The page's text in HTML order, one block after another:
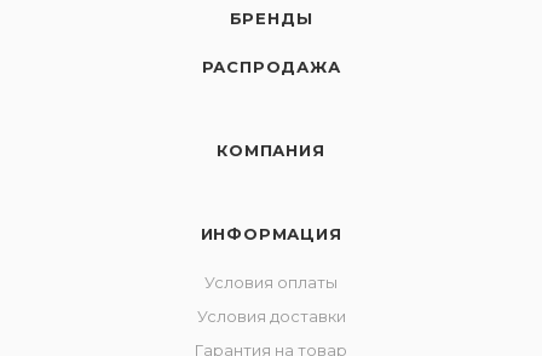
БРЕНДЫ
РАСПРОДАЖА
КОМПАНИЯ
ИНФОРМАЦИЯ
Условия оплаты
Условия доставки
Гарантия на товар